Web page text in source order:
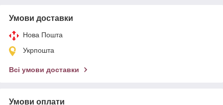
Умови доставки
Нова Пошта
Укрпошта
Всі умови доставки
Умови оплати